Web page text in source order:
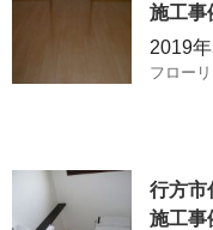
施工事
2019
フロー
行方市
施工事